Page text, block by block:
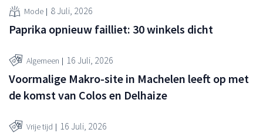
Mode 8 Juli, 2026
Paprika opnieuw failliet: 30 winkels dicht
Algemeen 16 Juli, 2026
Voormalige Makro-site in Machelen leeft op met
de komst van Colos en Delhaize
Vrije tijd 16 Juli, 2026